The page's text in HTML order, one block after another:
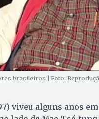
brasileiros | Foto:
viveu alguns anos